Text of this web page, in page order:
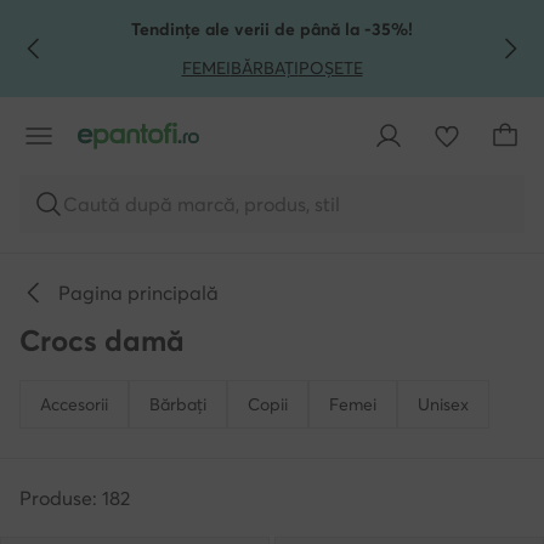
TRECI LA CONȚINUTUL PRINCIPAL
MERGI LA CĂUTARETendințe ale verii de până la -35%!
FEMEIBĂRBAȚIPOȘETE
Caută după marcă, produs, stil
Pagina principală
Crocs damă
Accesorii Bărbați Copii Femei Unisex
Produse: 182